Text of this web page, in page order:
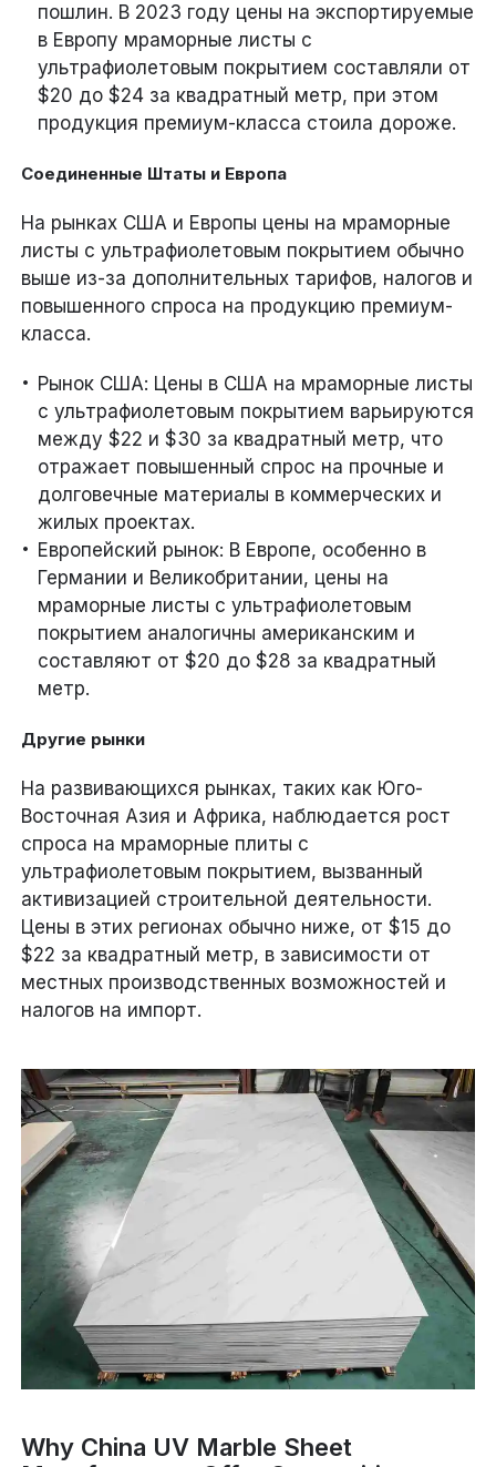
пошлин. В 2023 году цены на экспортируемые
в Европу мраморные листы с
ультрафиолетовым покрытием составляли от
$20 до $24 за квадратный метр, при этом
продукция премиум-класса стоила дороже.
Соединенные Штаты и Европа
На рынках США и Европы цены на мраморные
листы с ультрафиолетовым покрытием обычно
выше из-за дополнительных тарифов, налогов и
повышенного спроса на продукцию премиум-
класса.
Рынок США: Цены в США на мраморные листы
с ультрафиолетовым покрытием варьируются
между $22 и $30 за квадратный метр, что
отражает повышенный спрос на прочные и
долговечные материалы в коммерческих и
жилых проектах.
Европейский рынок: В Европе, особенно в
Германии и Великобритании, цены на
мраморные листы с ультрафиолетовым
покрытием аналогичны американским и
составляют от $20 до $28 за квадратный
метр.
Другие рынки
На развивающихся рынках, таких как Юго-
Восточная Азия и Африка, наблюдается рост
спроса на мраморные плиты с
ультрафиолетовым покрытием, вызванный
активизацией строительной деятельности.
Цены в этих регионах обычно ниже, от $15 до
$22 за квадратный метр, в зависимости от
местных производственных возможностей и
налогов на импорт.
Why China UV Marble Sheet